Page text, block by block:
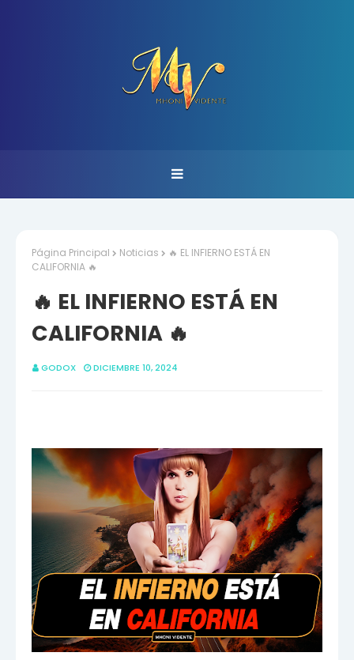
Página Principal Noticias
🔥 EL INFIERNO ESTÁ EN
CALIFORNIA 🔥
🔥 EL INFIERNO ESTÁ EN
CALIFORNIA 🔥
GODOX DICIEMBRE 10, 2024